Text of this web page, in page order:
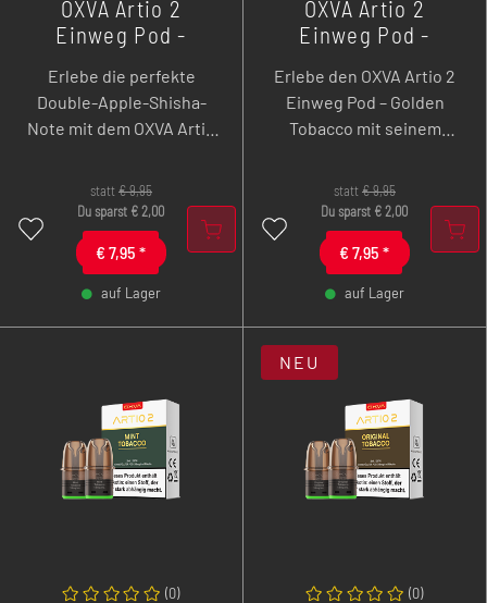
- +
statt€9,95
Du sparst € 2,00
€ 7,95 *
auf Lager
OXVA Artio 2
Einweg Pod -
Shisha - 2er Pack
Erlebe die perfekte
Double-Apple-Shisha-
Note mit dem OXVA Artio
Apfel-Fusion mit einem
dezent holzigen Finish
sorgt für ein
vollmundiges,
authentisches Shisha-
- +
statt€9,95
Du sparst € 2,00
€ 7,95 *
auf Lager
OXVA Artio 2
Einweg Pod -
2er Pack
Erlebe den OXVA Artio 2
Einweg Pod – Golden
Tobacco mit seinem
aromatischen Profil.
Feine Noten von Karamell
und Popcorn verleihen
diesem Tabakgeschmack
eine warme, vollmundige
(0) (0)
NEU